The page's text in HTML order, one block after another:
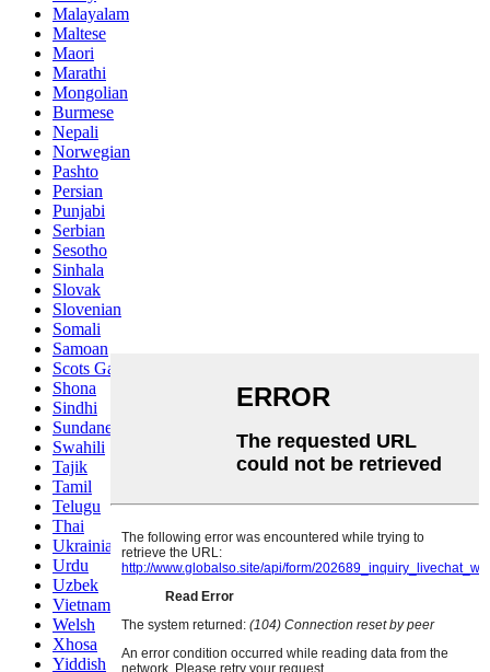
Malayalam
Maltese
Maori
Marathi
Mongolian
Burmese
Nepali
Norwegian
Pashto
Persian
Punjabi
Serbian
Sesotho
Sinhala
Slovak
Slovenian
Somali
Samoan
Scots Gaelic
Shona
Sindhi
Sundanese
Swahili
Tajik
Tamil
Telugu
Thai
Ukrainian
Urdu
Uzbek
Vietnamese
Welsh
Xhosa
Yiddish